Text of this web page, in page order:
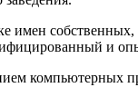
имен
и
компьютерных